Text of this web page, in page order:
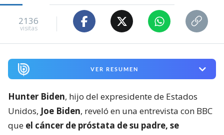
2136
visitas
VER RESUMEN
Hunter Biden, hijo del expresidente de Estados
Unidos, Joe Biden, reveló en una entrevista con BBC
que el cáncer de próstata de su padre, se